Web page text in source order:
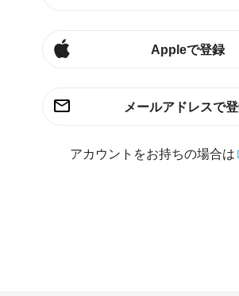
Appleで登録
メールアドレスで
アカウントをお持ちの場合は